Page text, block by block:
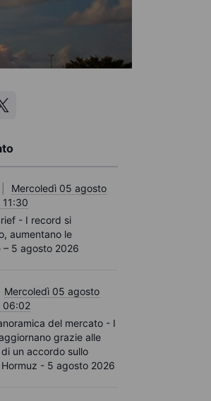
Mercoledì 05 agosto
- I record si
aumentano le
– 5 agosto 2026
Mercoledì 05 agosto
06:02
del mercato - I
grazie alle
un accordo sullo
- 5 agosto 2026